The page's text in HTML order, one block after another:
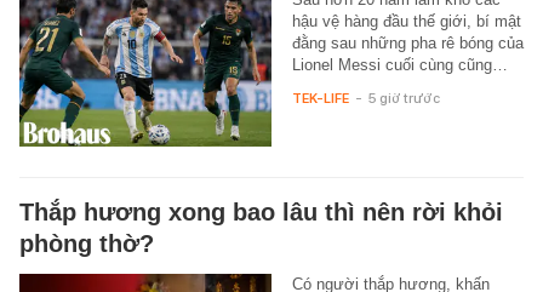
hậu vệ hàng đầu thế giới, bí mật
đằng sau những pha rê bóng của
Lionel Messi cuối cùng cũng…
TEK-LIFE - 5 giờ trước
Thắp hương xong bao lâu thì nên rời khỏi
phòng thờ?
Có người thắp hương, khấn